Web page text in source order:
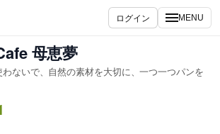
ログイン MENU
母恵夢
ないで、自然の素材を大切に、一つ一つパンを